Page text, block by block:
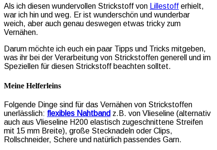
Als ich diesen wundervollen Strickstoff von Lillestoff erhielt,
war ich hin und weg. Er ist wunderschön und wunderbar
weich, aber auch genau deswegen etwas tricky zum
Vernähen.
Darum möchte ich euch ein paar Tipps und Tricks mitgeben,
was ihr bei der Verarbeitung von Strickstoffen generell und im
Speziellen für diesen Strickstoff beachten solltet.
Meine Helferleins
Folgende Dinge sind für das Vernähen von Strickstoffen
unerlässlich: flexibles Nahtband z.B. von Vlieseline (alternativ
auch aus Vlieseline H200 elastisch zugeschnittene Streifen
mit 15 mm Breite), große Stecknadeln oder Clips,
Rollschneider, Schere und natürlich passendes Garn.